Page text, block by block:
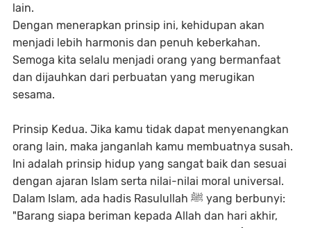
lain.
Dengan menerapkan prinsip ini, kehidupan akan
menjadi lebih harmonis dan penuh keberkahan.
Semoga kita selalu menjadi orang yang bermanfaat
dan dijauhkan dari perbuatan yang merugikan
sesama.
Prinsip Kedua. Jika kamu tidak dapat menyenangkan
orang lain, maka janganlah kamu membuatnya susah.
Ini adalah prinsip hidup yang sangat baik dan sesuai
dengan ajaran Islam serta nilai-nilai moral universal.
Dalam Islam, ada hadis Rasulullah ﷺ yang berbunyi:
"Barang siapa beriman kepada Allah dan hari akhir,